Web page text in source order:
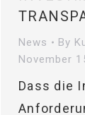
News By
November
Dass die